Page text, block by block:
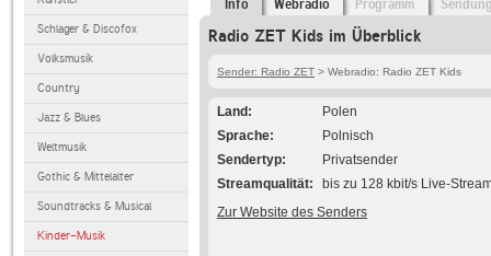
Schlager & Discofox
Volksmusik
Country
Jazz & Blues
Weltmusik
Gothic & Mittelalter
Soundtracks & Musical
Kinder-Musik
Info Webradio Programm
Radio ZET Kids im Überblick
Sender: Radio ZET > Webradio: Radio ZET Kids
Land
Polen
Sprache
Polnisch
Sendertyp
Privatsender
Streamqualität
bis zu 128 kbit/s Live-
Zur Website des Senders